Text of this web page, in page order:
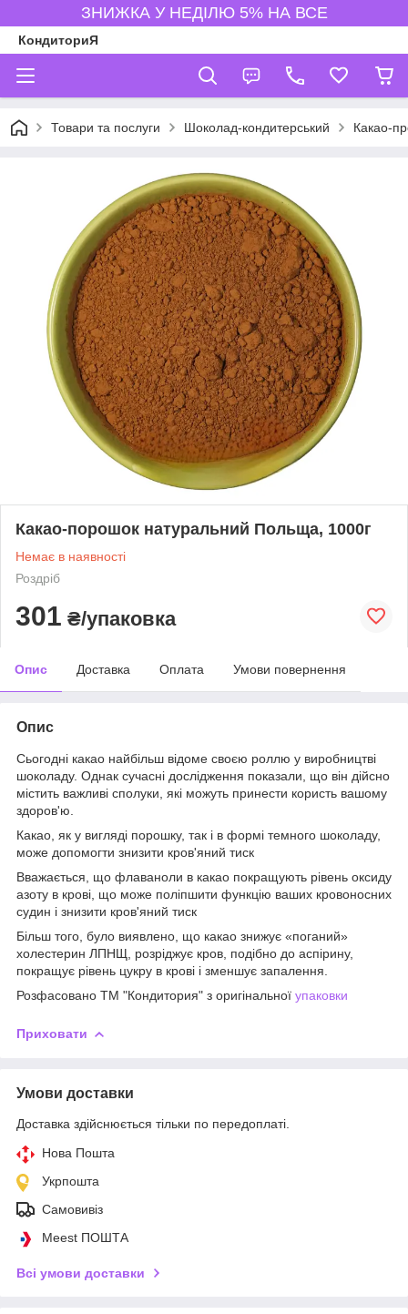
ЗНИЖКА У НЕДІЛЮ 5% НА ВСЕ
КондиториЯ
Товари та послуги Шоколад-кондитерський Какао-
Какао-порошок натуральний Польща, 1000г
Немає в наявності
Роздріб
301 ₴/упаковка
Опис Доставка Оплата Умови повернення
Опис
Сьогодні какао найбільш відоме своєю роллю у виробництві
шоколаду. Однак сучасні дослідження показали, що він дійсно
містить важливі сполуки, які можуть принести користь вашому
здоров'ю.
Какао, як у вигляді порошку, так і в формі темного шоколаду,
може допомогти знизити кров'яний тиск
Вважається, що флаваноли в какао покращують рівень оксиду
азоту в крові, що може поліпшити функцію ваших кровоносних
судин і знизити кров'яний тиск
Більш того, було виявлено, що какао знижує «поганий»
холестерин ЛПНЩ, розріджує кров, подібно до аспірину,
покращує рівень цукру в крові і зменшує запалення.
Розфасовано ТМ "Кондитория" з оригінальної упаковки
Приховати
Умови доставки
Доставка здійснюється тільки по передоплаті.
Нова Пошта
Укрпошта
Самовивіз
Meest ПОШТА
Всі умови доставки